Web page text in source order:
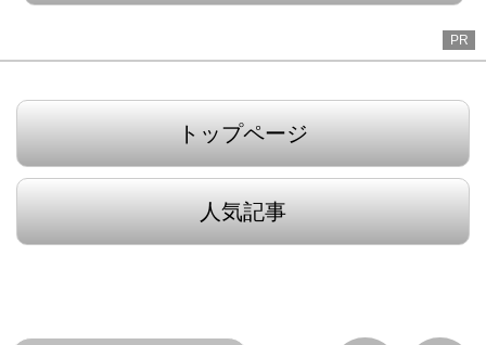
PR
トップページ
人気記事